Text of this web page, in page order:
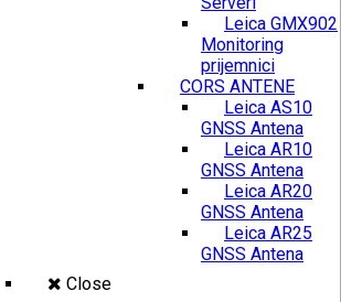
Leica GMX902
Monitoring
prijemnici
CORS ANTENE
Leica AS10
GNSS Antena
Leica AR10
GNSS Antena
Leica AR20
GNSS Antena
Leica AR25
GNSS Antena
Close